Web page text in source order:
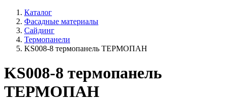
Каталог
Фасадные материалы
Сайдинг
Термопанели
KS008-8 термопанель ТЕРМОПАН
KS008-8 термопанель
ТЕРМОПАН